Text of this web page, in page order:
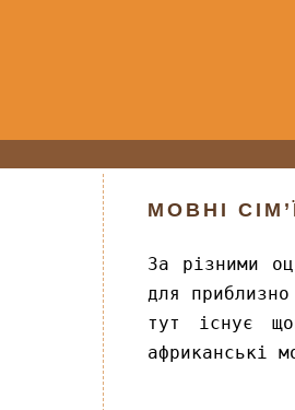
МОВНІ
За різними
для
тут існує
африканські